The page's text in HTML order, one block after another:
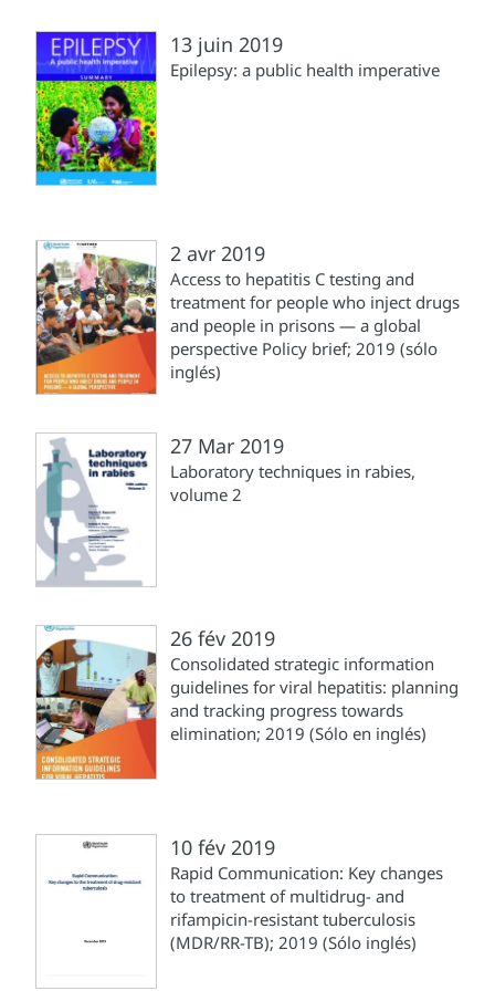
13 juin 2019
Epilepsy: a public health imperative
2 avr 2019
Access to hepatitis C testing and
treatment for people who inject drugs
and people in prisons — a global
perspective Policy brief; 2019 (sólo
inglés)
27 Mar 2019
Laboratory techniques in rabies,
volume 2
26 fév 2019
Consolidated strategic information
guidelines for viral hepatitis: planning
and tracking progress towards
elimination; 2019 (Sólo en inglés)
10 fév 2019
Rapid Communication: Key changes
to treatment of multidrug- and
rifampicin-resistant tuberculosis
(MDR/RR-TB); 2019 (Sólo inglés)